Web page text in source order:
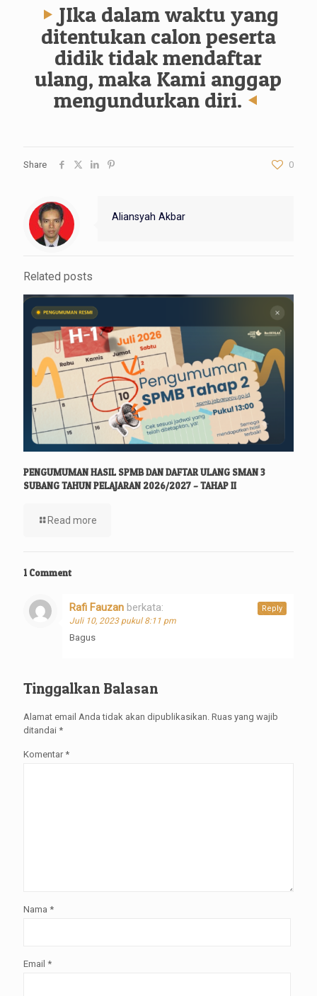
JIka dalam waktu yang
ditentukan calon peserta
didik tidak mendaftar
ulang, maka Kami anggap
mengundurkan diri.
Share 0
Aliansyah Akbar
Related posts
PENGUMUMAN HASIL SPMB DAN DAFTAR ULANG SMAN 3
SUBANG TAHUN PELAJARAN 2026/2027 – TAHAP II
Read more
1 Comment
Rafi Fauzan berkata:
Juli 10, 2023 pukul 8:11 pm
Bagus
Reply
Tinggalkan Balasan
Alamat email Anda tidak akan dipublikasikan. Ruas yang wajib
ditandai *
Komentar *
Nama *
Email *